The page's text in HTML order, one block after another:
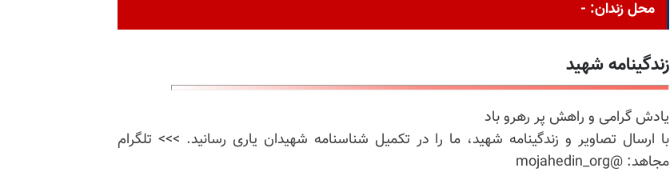
محل زندان: -
زندگینامه شهید
یادش گرامی و راهش پر رهرو باد
با ارسال تصاویر و زندگینامه شهید، ما را در تکمیل شناسنامه شهیدان یاری رسانید. >>> تلگرام
مجاهد: @mojahedin_org